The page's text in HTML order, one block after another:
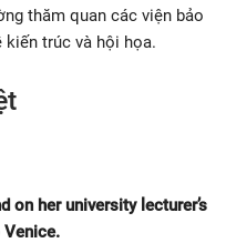
thăm quan các viện bảo
trúc và hội họa.
on her university lecturer’s